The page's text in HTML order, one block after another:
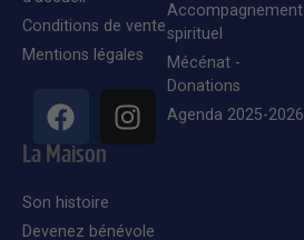
Conditions de vente
Mentions légales
Accompagnement
spirituel
Mécénat -
Donations
Agenda 2025-2026
La Maison
Son histoire
Devenez bénévole